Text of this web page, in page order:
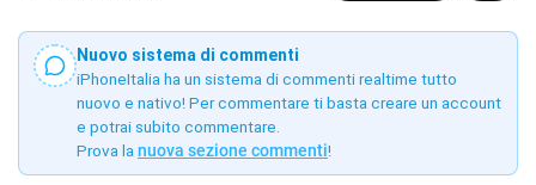
Nuovo sistema di commenti
iPhoneItalia ha un sistema di commenti realtime tutto
nuovo e nativo! Per commentare ti basta creare un account
e potrai subito commentare.
Prova la nuova sezione commenti!